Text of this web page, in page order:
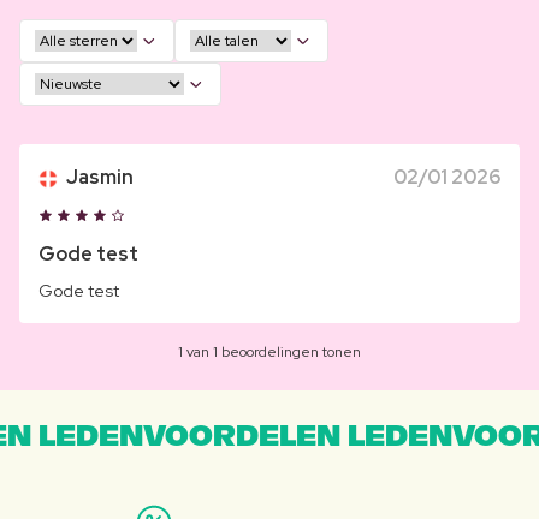
Jasmin 02/01 2026
Gode test
Gode test
1 van 1 beoordelingen tonen
LEDENVOORDELEN